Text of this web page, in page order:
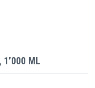
1’000 ML